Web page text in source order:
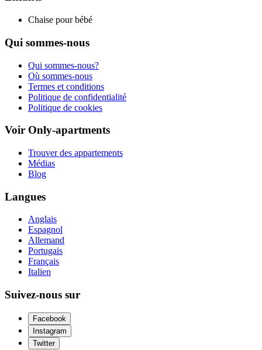
Chaise pour bébé
Qui sommes-nous
Qui sommes-nous?
Où sommes-nous
Termes et conditions
Politique de confidentialité
Politique de cookies
Voir Only-apartments
Trouver des appartements
Médias
Blog
Langues
Anglais
Espagnol
Allemand
Portugais
Français
Italien
Suivez-nous sur
Facebook
Instagram
Twitter